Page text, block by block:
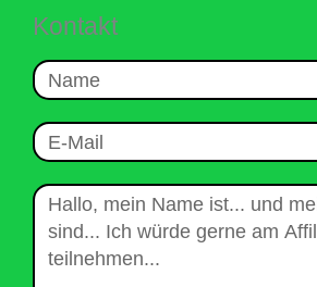
Kontakt
Name
E-
Mail
Nachricht